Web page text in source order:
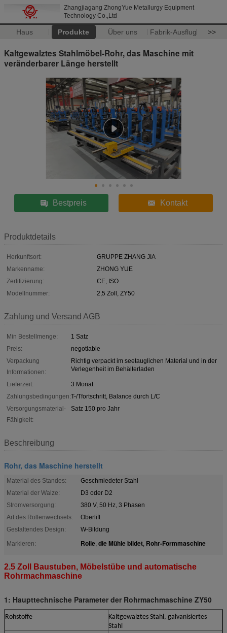
Zhangjiagang ZhongYue Metallurgy Equipment
Technology Co.,Ltd
Haus Produkte Über uns Fabrik-Ausflug >>
Kaltgewalztes Stahlmöbel-Rohr, das Maschine mit
veränderbarer Länge herstellt
Bestpreis Kontakt
Produktdetails
Herkunftsort:
GRUPPE ZHANG JIA
Markenname:
ZHONG YUE
Zertifizierung:
CE, ISO
Modellnummer:
2,5 Zoll, ZY50
Zahlung und Versand AGB
Min Bestellmenge:
1 Satz
Preis:
negotiable
Verpackung
Informationen:
Richtig verpackt im seetauglichen Material und in der
Verlegenheit im Behälterladen
Lieferzeit:
3 Monat
Zahlungsbedingungen:T-/Tfortschritt, Balance durch L/C
Versorgungsmaterial-
Fähigkeit:
Satz 150 pro Jahr
Beschreibung
Rohr, das Maschine herstellt
Material des Standes:
Geschmiedeter Stahl
Material der Walze:
D3 oder D2
Stromversorgung:
380 V, 50 Hz, 3 Phasen
Art des Rollenwechsels:
Oberlift
Gestaltendes Design:
W-Bildung
Markieren:
Rolle, die Mühle bildet, Rohr-Formmaschine
2.5 Zoll Baustuben, Möbelstübe und automatische
Rohrmachmaschine
1: Haupttechnische Parameter der Rohrmachmaschine ZY50
Rohstoffe
Kaltgewalztes Stahl, galvanisiertes
Stahl